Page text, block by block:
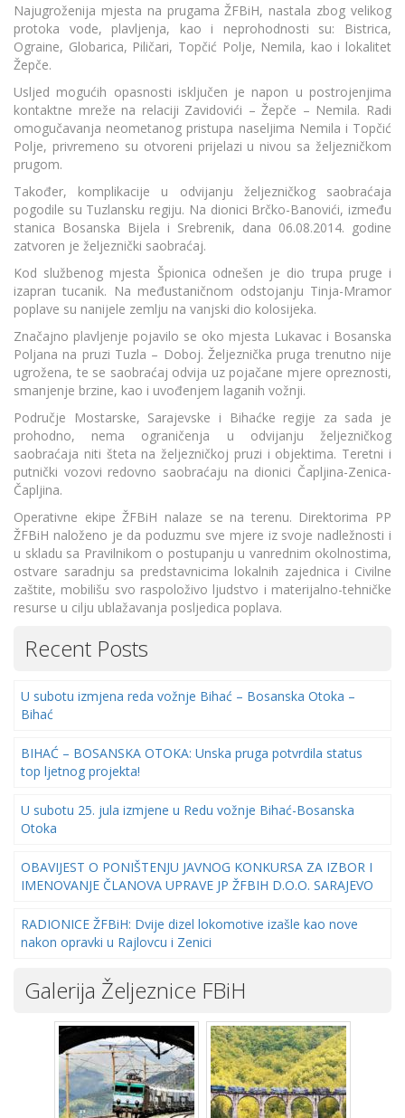
Najugroženija mjesta na prugama ŽFBiH, nastala zbog velikog
protoka vode, plavljenja, kao i neprohodnosti su: Bistrica,
Ograine, Globarica, Piličari, Topčić Polje, Nemila, kao i lokalitet
Žepče.
Usljed mogućih opasnosti isključen je napon u postrojenjima
kontaktne mreže na relaciji Zavidovići – Žepče – Nemila. Radi
omogučavanja neometanog pristupa naseljima Nemila i Topčić
Polje, privremeno su otvoreni prijelazi u nivou sa željezničkom
prugom.
Također, komplikacije u odvijanju željezničkog saobraćaja
pogodile su Tuzlansku regiju. Na dionici Brčko-Banovići, između
stanica Bosanska Bijela i Srebrenik, dana 06.08.2014. godine
zatvoren je željeznički saobraćaj.
Kod službenog mjesta Špionica odnešen je dio trupa pruge i
izapran tucanik. Na međustaničnom odstojanju Tinja-Mramor
poplave su nanijele zemlju na vanjski dio kolosijeka.
Značajno plavljenje pojavilo se oko mjesta Lukavac i Bosanska
Poljana na pruzi Tuzla – Doboj. Željeznička pruga trenutno nije
ugrožena, te se saobraćaj odvija uz pojačane mjere opreznosti,
smanjenje brzine, kao i uvođenjem laganih vožnji.
Područje Mostarske, Sarajevske i Bihaćke regije za sada je
prohodno, nema ograničenja u odvijanju željezničkog
saobraćaja niti šteta na željezničkoj pruzi i objektima. Teretni i
putnički vozovi redovno saobraćaju na dionici Čapljina-Zenica-
Čapljina.
Operativne ekipe ŽFBiH nalaze se na terenu. Direktorima PP
ŽFBiH naloženo je da poduzmu sve mjere iz svoje nadležnosti i
u skladu sa Pravilnikom o postupanju u vanrednim okolnostima,
ostvare saradnju sa predstavnicima lokalnih zajednica i Civilne
zaštite, mobilišu svo raspoloživo ljudstvo i materijalno-tehničke
resurse u cilju ublažavanja posljedica poplava.
Recent Posts
U subotu izmjena reda vožnje Bihać – Bosanska Otoka –
Bihać
BIHAĆ – BOSANSKA OTOKA: Unska pruga potvrdila status
top ljetnog projekta!
U subotu 25. jula izmjene u Redu vožnje Bihać-Bosanska
Otoka
OBAVIJEST O PONIŠTENJU JAVNOG KONKURSA ZA IZBOR I
IMENOVANJE ČLANOVA UPRAVE JP ŽFBIH D.O.O. SARAJEVO
RADIONICE ŽFBiH: Dvije dizel lokomotive izašle kao nove
nakon opravki u Rajlovcu i Zenici
Galerija Željeznice FBiH